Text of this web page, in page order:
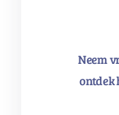
Neem
ontdek